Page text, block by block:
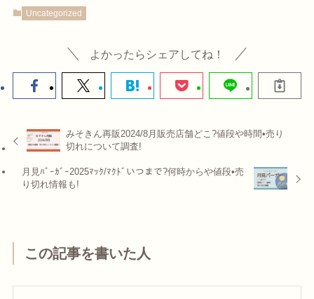
Uncategorized
よかったらシェアしてね！
みそきん再販2024/8月販売店舗どこ?値段や時間•売り
切れについて調査!
月見ﾊﾞｰｶﾞｰ2025ﾏｯｸ/ﾏｸﾄﾞいつまで?何時からや値段•売
り切れ情報も!
この記事を書いた人